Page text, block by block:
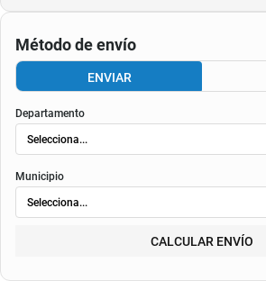
Método de envío
ENVIAR
Departamento
Municipio
CALCULAR ENVÍO